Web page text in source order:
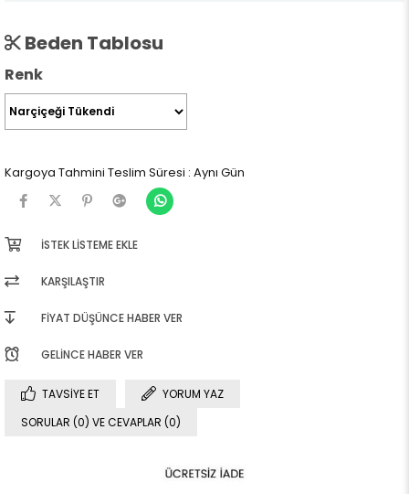
Beden Tablosu
Renk
Kargoya Tahmini Teslim Süresi : Aynı Gün
İSTEK LISTEME EKLE
KARŞILAŞTIR
FIYAT DÜŞÜNCE HABER VER
GELINCE HABER VER
TAVSIYE ET
YORUM YAZ
SORULAR (0) VE CEVAPLAR (0)